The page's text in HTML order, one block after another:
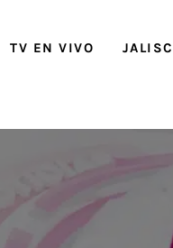
TV EN VIVO